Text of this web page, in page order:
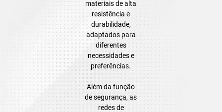
materiais de alta
resistência e
durabilidade,
adaptados para
diferentes
necessidades e
preferências.
Além da função
de segurança, as
redes de